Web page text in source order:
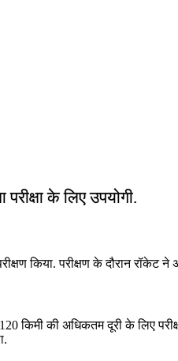
के लिए उपयोगी.
किया. परीक्षण के दौरान रॉकेट ने
किमी की अधिकतम दूरी के लिए